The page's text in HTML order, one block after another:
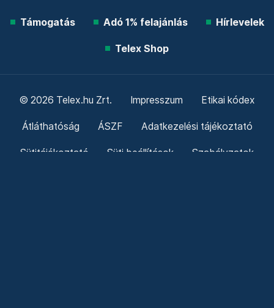
Támogatás Adó 1% felajánlás Hírlevelek
Telex Shop
© 2026 Telex.hu Zrt. Impresszum Etikai kódex
Átláthatóság ÁSZF Adatkezelési tájékoztató
Sütitájékoztató Süti beállítások Szabályzatok